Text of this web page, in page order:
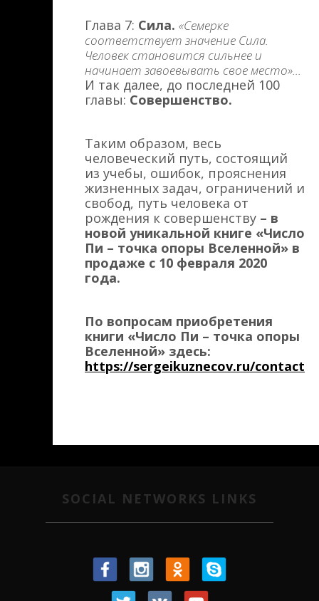
Глава 7: Сила. «Семерке
соответствует значение Сила.
Человек становится сильнее и
начинает завоевывать свое место»...
И так далее, до последней 100
главы: Совершенство.
Таким образом, весь
человеческий путь, состоящий
из учебы, ошибок, прояснения
жизненных задач, ограничений и
свобод, путь человека от
рождения к совершенству – в
новой уникальной книге «Число
Пи – точка опоры Вселенной» в
продаже с 10 февраля 2020
года.
По вопросам приобретения
книги «Число Пи – точка опоры
Вселенной» здесь:
https://sergeikuznecov.ru/contact
SOCIAL NETWORKS LINKS